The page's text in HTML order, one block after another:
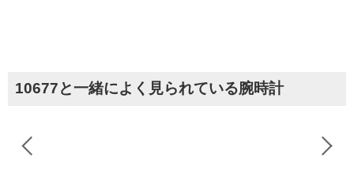
10677と一緒によく見られている腕時計